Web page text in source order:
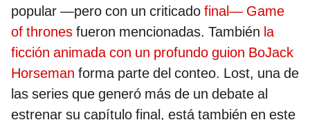
popular —pero con un criticado final— Game
of thrones fueron mencionadas. También la
ficción animada con un profundo guion BoJack
Horseman forma parte del conteo. Lost, una de
las series que generó más de un debate al
estrenar su capítulo final, está también en este